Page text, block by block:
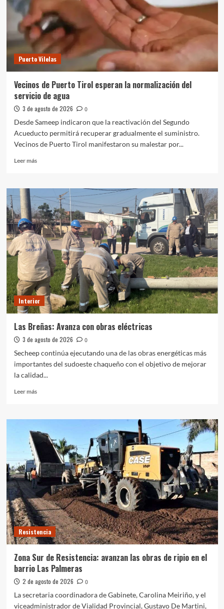
Puerto Vilelas
Vecinos de Puerto Tirol esperan la normalización del
servicio de agua
3 de agosto de 2026
0
Desde Sameep indicaron que la reactivación del Segundo
Acueducto permitirá recuperar gradualmente el suministro.
Vecinos de Puerto Tirol manifestaron su malestar por...
Leer másLeer
Vecinos
de
Puerto
Tirol
esperan
la
normalización
del
servicio
de
agua
Interior
Las Breñas: Avanza con obras eléctricas
3 de agosto de 2026
0
Secheep continúa ejecutando una de las obras energéticas más
importantes del sudoeste chaqueño con el objetivo de mejorar
la calidad...
Leer másLeer
Las
Avanza
con
obras
eléctricas
Resistencia
Zona Sur de Resistencia: avanzan las obras de ripio en el
barrio Las Palmeras
2 de agosto de 2026
0
La secretaria coordinadora de Gabinete, Carolina Meiriño, y el
viceadministrador de Vialidad Provincial, Gustavo De Martini,